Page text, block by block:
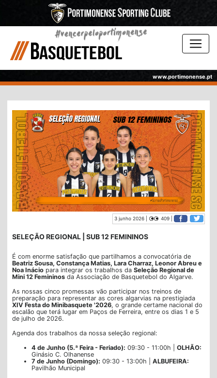
www.portimonense.pt
3 junho 2026 | 409 |
SELEÇÃO REGIONAL | SUB 12 FEMININOS
É com enorme satisfação que partilhamos a convocatória de
Beatriz Sousa, Constança Matias, Lara Charraz, Leonor Abreu e
Noa Inácio para integrar os trabalhos da Seleção Regional de
Mini 12 Femininos da Associação de Basquetebol do Algarve.
As nossas cinco promessas vão participar nos treinos de
preparação para representar as cores algarvias na prestigiada
XIV Festa do Minibasquete '2026, o grande certame nacional do
escalão que terá lugar em Paços de Ferreira, entre os dias 1 e 5
de julho de 2026.
Agenda dos trabalhos da nossa seleção regional:
4 de Junho (5.ª Feira - Feriado): 09:30 - 11:00h | OLHÃO:
Ginásio C. Olhanense
7 de Junho (Domingo): 09:30 - 13:00h | ALBUFEIRA:
Pavilhão Municipal